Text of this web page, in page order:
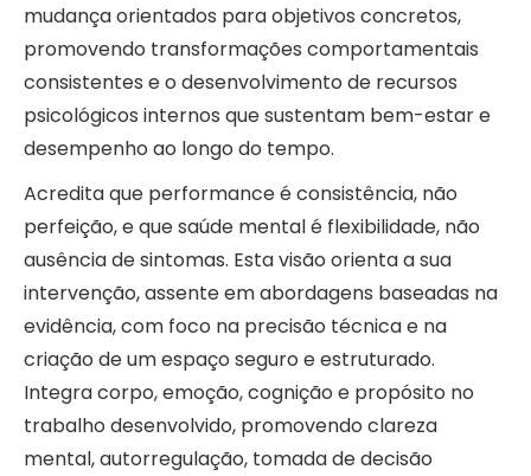
mudança orientados para objetivos concretos,
promovendo transformações comportamentais
consistentes e o desenvolvimento de recursos
psicológicos internos que sustentam bem-estar e
desempenho ao longo do tempo.
Acredita que performance é consistência, não
perfeição, e que saúde mental é flexibilidade, não
ausência de sintomas. Esta visão orienta a sua
intervenção, assente em abordagens baseadas na
evidência, com foco na precisão técnica e na
criação de um espaço seguro e estruturado.
Integra corpo, emoção, cognição e propósito no
trabalho desenvolvido, promovendo clareza
mental, autorregulação, tomada de decisão